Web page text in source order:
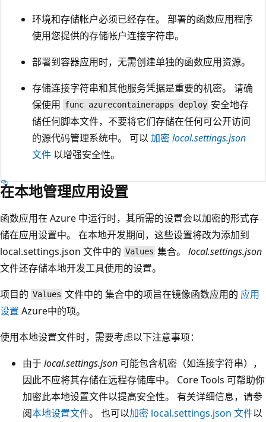
环境和存储帐户必须已经存在。 部署的函数应用程序
使用您提供的存储帐户连接字符串。
部署到容器应用时，无需创建单独的函数应用资源。
存储连接字符串和其他服务凭据是重要的机密。 请确
保使用 func azurecontainerapps deploy 安全地存
储任何脚本文件，不要将它们存储在任何可公开访问
的源代码管理系统中。 可以 加密 local.settings.json
文件 以增强安全性。
在本地管理应用设置
函数应用在 Azure 中运行时，其所需的设置会以加密的形式存
储在应用设置中。 在本地开发期间，这些设置将改为添加到
local.settings.json 文件中的 Values 集合。
local.settings.json
文件还存储本地开发工具使用的设置。
项目的 Values 文件中的集合中的项旨在镜像函数应用的 应用
设置 Azure中的项。
使用本地设置文件时，需要考虑以下注意事项：
由于local.settings.json可能包含机密（如连接字符串），
因此不应将其存储在远程存储库中。 Core Tools 可帮助你
加密此本地设置文件以提高安全性。 有关详细信息，请参
阅本地设置文件。 也可以加密 local.settings.json 文件以